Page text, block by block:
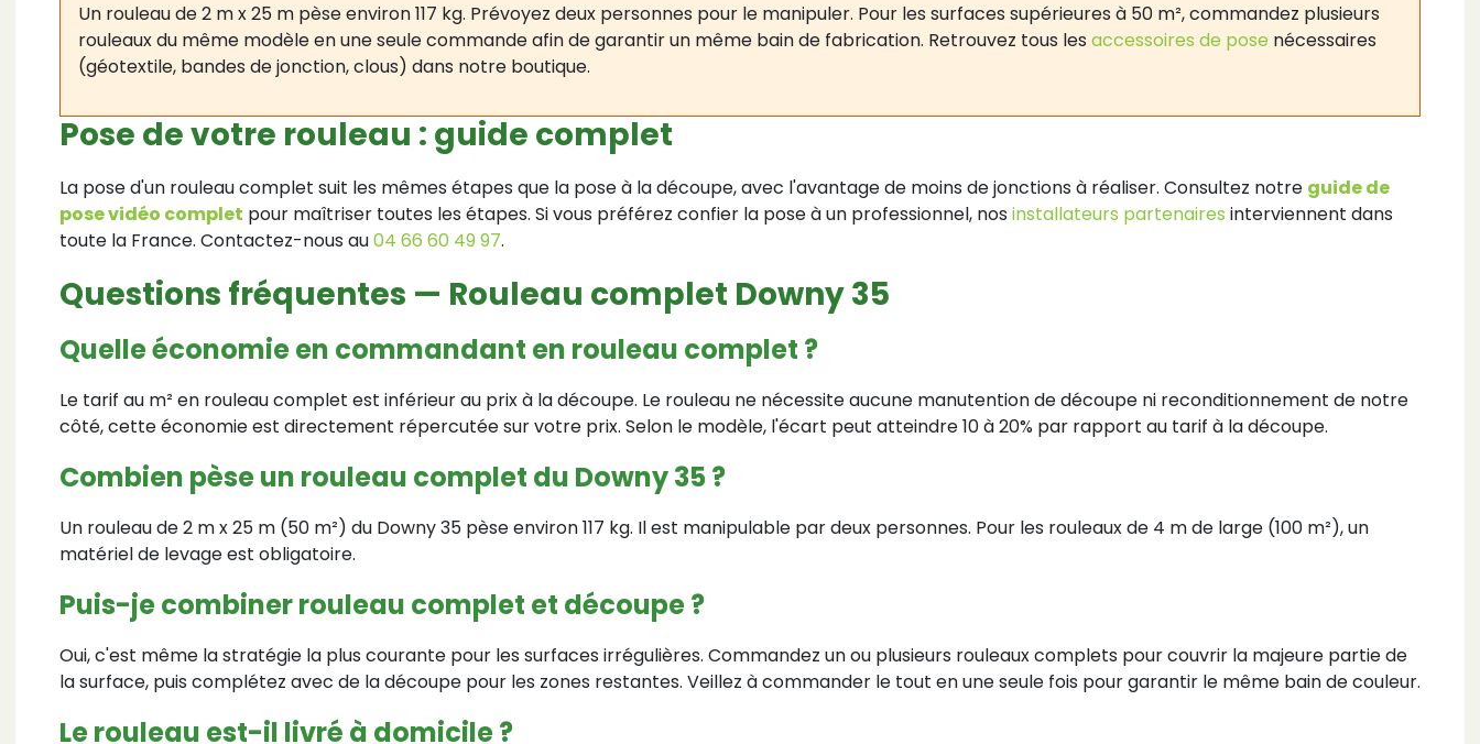
Un rouleau de 2 m x 25 m pèse environ 117 kg. Prévoyez deux personnes pour le manipuler. Pour les surfaces supérieures à 50 m², commandez plusieurs
rouleaux du même modèle en une seule commande afin de garantir un même bain de fabrication. Retrouvez tous les accessoires de pose nécessaires
(géotextile, bandes de jonction, clous) dans notre boutique.
Pose de votre rouleau : guide complet
La pose d'un rouleau complet suit les mêmes étapes que la pose à la découpe, avec l'avantage de moins de jonctions à réaliser. Consultez notre guide de
pose vidéo complet pour maîtriser toutes les étapes. Si vous préférez confier la pose à un professionnel, nos installateurs partenaires interviennent dans
toute la France. Contactez-nous au04 66 60 49 97.
Questions fréquentes — Rouleau complet Downy 35
Quelle économie en commandant en rouleau complet ?
Le tarif au m² en rouleau complet est inférieur au prix à la découpe. Le rouleau ne nécessite aucune manutention de découpe ni reconditionnement de notre
côté, cette économie est directement répercutée sur votre prix. Selon le modèle, l'écart peut atteindre 10 à 20% par rapport au tarif à la découpe.
Combien pèse un rouleau complet du Downy 35 ?
Un rouleau de 2 m x 25 m (50 m²) du Downy 35 pèse environ 117 kg. Il est manipulable par deux personnes. Pour les rouleaux de 4 m de large (100 m²), un
matériel de levage est obligatoire.
Puis-je combiner rouleau complet et découpe ?
Oui, c'est même la stratégie la plus courante pour les surfaces irrégulières. Commandez un ou plusieurs rouleaux complets pour couvrir la majeure partie de
la surface, puis complétez avec de la découpe pour les zones restantes. Veillez à commander le tout en une seule fois pour garantir le même bain de couleur.
Le rouleau est-il livré à domicile ?